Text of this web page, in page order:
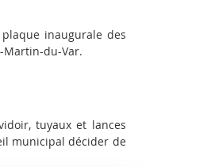
inaugurale des
Martin-du-Var.
tuyaux et lances
municipal décider de